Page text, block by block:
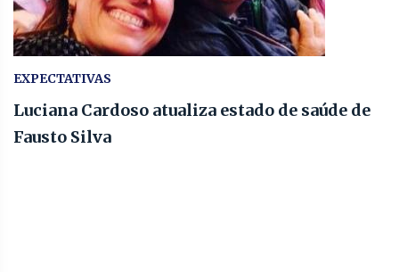
EXPECTATIVAS
Luciana Cardoso atualiza estado de saúde de
Fausto Silva